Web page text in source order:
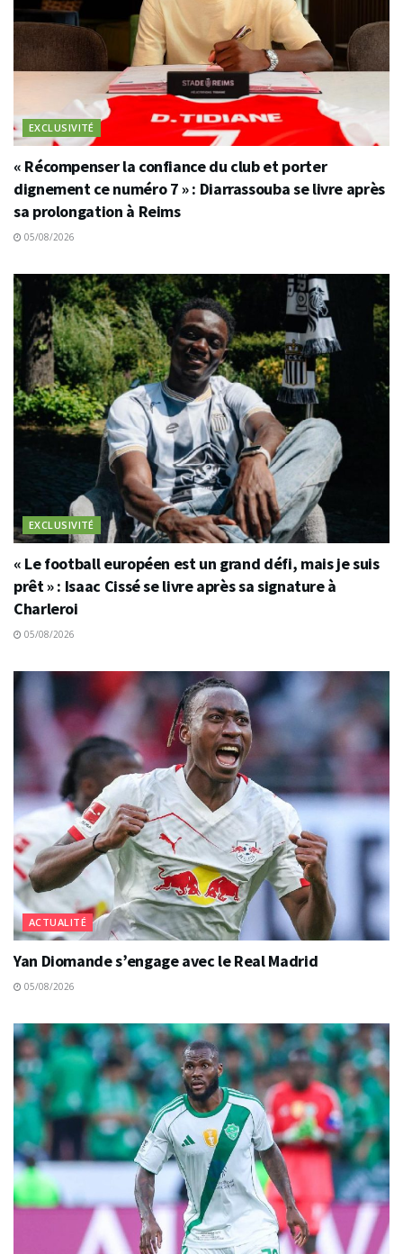
EXCLUSIVITÉ
« Récompenser la confiance du club et porter
dignement ce numéro 7 » : Diarrassouba se livre après
sa prolongation à Reims
05/08/2026
EXCLUSIVITÉ
« Le football européen est un grand défi, mais je suis
prêt » : Isaac Cissé se livre après sa signature à
Charleroi
05/08/2026
ACTUALITÉ
Yan Diomande s’engage avec le Real Madrid
05/08/2026